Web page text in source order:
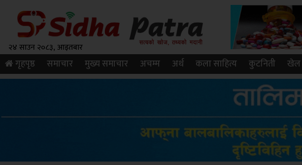
२४ साउन २०८३, आइतबार
गृहपृष्ठ समाचार मुख्य समाचार अचम्म अर्थ कला साहित्य कुटनिती खेल